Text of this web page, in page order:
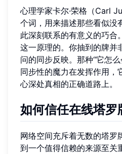
心理学家卡尔·荣格（Carl
个词，用来描述那些看似没
此深刻联系的有意义的巧合
这一原理的。你抽到的牌并
问的同步反映。那种“它怎
同步性的魔力在发挥作用，
心深处真相的正确道路上。
如何信任在线塔罗
网络空间充斥着无数的塔罗
到一个值得信赖的来源至关